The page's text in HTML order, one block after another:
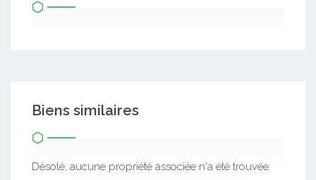
Biens similaires
Désolé, aucune propriété associée n'a été trouvée.